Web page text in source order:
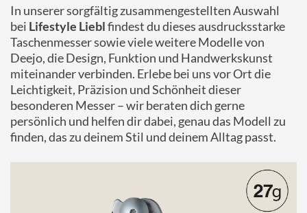
In unserer sorgfältig zusammengestellten Auswahl
bei Lifestyle Lieblfindest du dieses ausdrucksstarke
Taschenmesser sowie viele weitere Modelle von
Deejo, die Design, Funktion und Handwerkskunst
miteinander verbinden. Erlebe bei uns vor Ort die
Leichtigkeit, Präzision und Schönheit dieser
besonderen Messer – wir beraten dich gerne
persönlich und helfen dir dabei, genau das Modell zu
finden, das zu deinem Stil und deinem Alltag passt.